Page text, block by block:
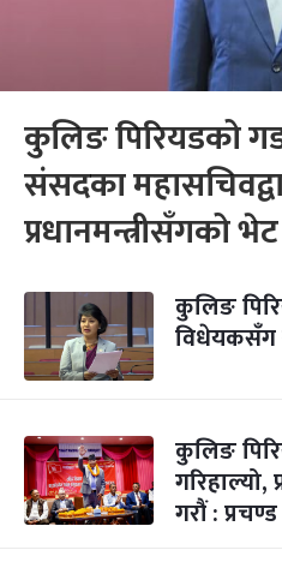
कुलिङ पिरियडको
संसदका
प्रधानमन्त्रीसँगको
कुलिङ
विधेयकसँग
कुलिङ
गरिहाल्यो,
गरौं : प्रचण्ड